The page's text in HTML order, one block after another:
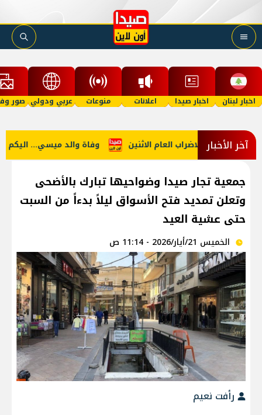
اخبار لبنان اخبار صيدا اعلانات منوعات عربي ودولي صور
آخر الأخبار وفاة والد ميسي... اليكم في الاضراب العام الاثنين
جمعية تجار صيدا وضواحيها تبارك بالأضحى
وتعلن تمديد فتح الأسواق ليلاً بدءاً من السبت
حتى عشية العيد
الخميس 21/أيار/2026 - 11:14 ص
رأفت نعيم